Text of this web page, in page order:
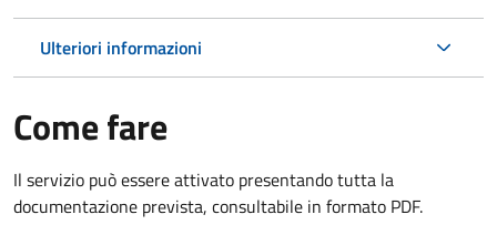
Ulteriori informazioni
Come fare
Il servizio può essere attivato presentando tutta la
documentazione prevista, consultabile in formato PDF.